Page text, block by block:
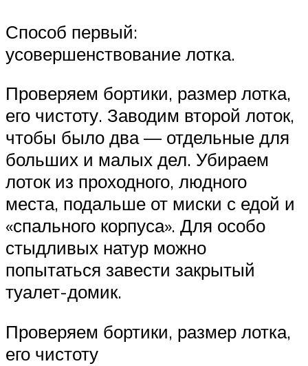
Способ первый:
усовершенствование лотка.
Проверяем бортики, размер лотка,
его чистоту. Заводим второй лоток,
чтобы было два — отдельные для
больших и малых дел. Убираем
лоток из проходного, людного
места, подальше от миски с едой и
«спального корпуса». Для особо
стыдливых натур можно
попытаться завести закрытый
туалет-домик.
Проверяем бортики, размер лотка,
его чистоту